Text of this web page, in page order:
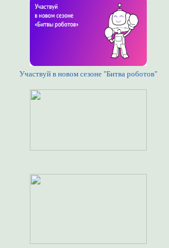
Участвуй в новом сезоне "Битва роботов"